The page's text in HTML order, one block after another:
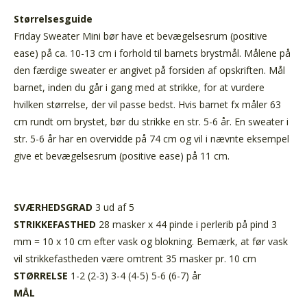
Størrelsesguide
Friday Sweater Mini bør have et bevægelsesrum (positive
ease) på ca. 10-13 cm i forhold til barnets brystmål. Målene på
den færdige sweater er angivet på forsiden af opskriften. Mål
barnet, inden du går i gang med at strikke, for at vurdere
hvilken størrelse, der vil passe bedst. Hvis barnet fx måler 63
cm rundt om brystet, bør du strikke en str. 5-6 år. En sweater i
str. 5-6 år har en overvidde på 74 cm og vil i nævnte eksempel
give et bevægelsesrum (positive ease) på 11 cm.
SVÆRHEDSGRAD 3 ud af 5
STRIKKEFASTHED 28 masker x 44 pinde i perlerib på pind 3
mm = 10 x 10 cm efter vask og blokning. Bemærk, at før vask
vil strikkefastheden være omtrent 35 masker pr. 10 cm
STØRRELSE 1-2 (2-3) 3-4 (4-5) 5-6 (6-7) år
MÅL